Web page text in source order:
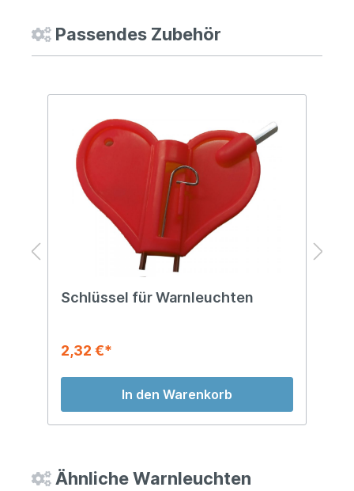
Passendes Zubehör
Schlüssel für Warnleuchten
2,32 €*
In den Warenkorb
Ähnliche Warnleuchten